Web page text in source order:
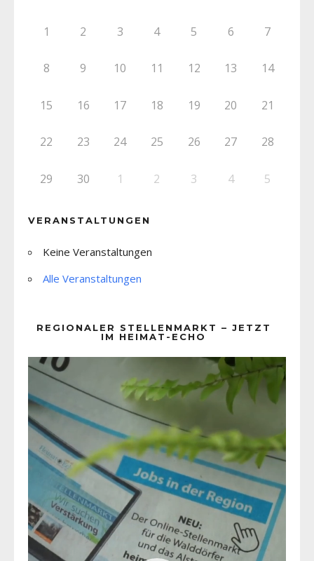
1 2 3 4 5 6 7
8 9 10 11 12 13 14
15 16 17 18 19 20 21
22 23 24 25 26 27 28
29 30 1 2 3 4 5
VERANSTALTUNGEN
Keine Veranstaltungen
Alle Veranstaltungen
REGIONALER STELLENMARKT – JETZT
IM HEIMAT-ECHO
Player